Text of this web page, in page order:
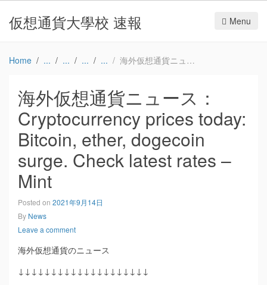
仮想通貨大學校 速報 Menu
Home 海外仮想通貨ニュース：Cryptocurrency prices today: Bitcoin, ether, dogecoin surge. Check latest rates – Mint
海外仮想通貨ニュース：
Cryptocurrency prices today:
Bitcoin, ether, dogecoin
surge. Check latest rates –
Mint
Posted on 2021年9月14日
By News
Leave a comment
海外仮想通貨のニュース
↓↓↓↓↓↓↓↓↓↓↓↓↓↓↓↓↓↓↓↓